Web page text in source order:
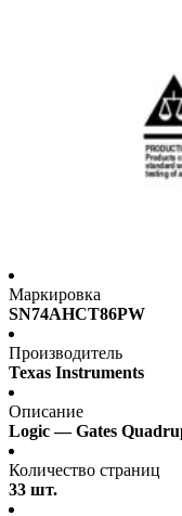
Маркировка
SN74AHCT86PW
Производитель
Texas Instruments
Описание
Logic — Gates
Количество страниц
33 шт.